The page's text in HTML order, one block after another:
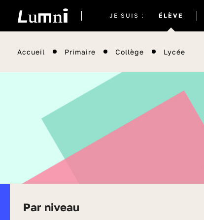
JE SUIS : ÉLÈVE
actuel
Accueil Primaire Collège Lycée
Par niveau